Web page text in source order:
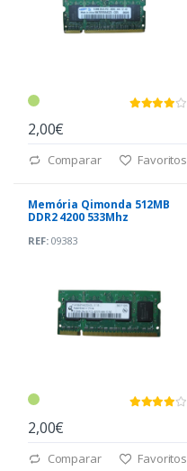
2,00€
Comparar Favoritos
Memória Qimonda 512MB
DDR2 4200 533Mhz
REF:09383
2,00€
Comparar Favoritos